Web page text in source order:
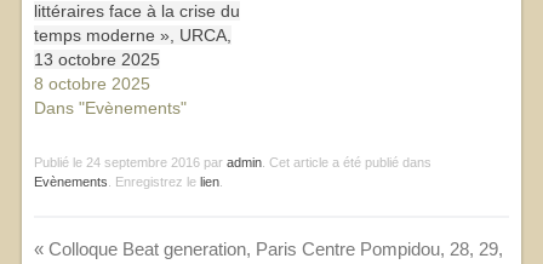
littéraires face à la crise du
temps moderne », URCA,
13 octobre 2025
8 octobre 2025
Dans "Evènements"
Publié le 24 septembre 2016 par admin. Cet article a été publié dans
Evènements . Enregistrez le lien.
«Colloque Beat generation, Paris Centre Pompidou, 28, 29,